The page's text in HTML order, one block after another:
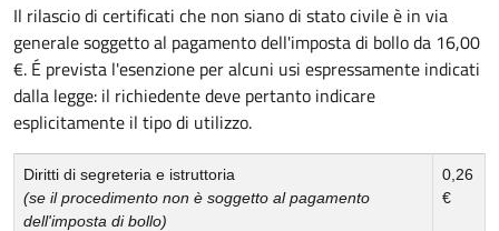
Il rilascio di certificati che non siano di stato civile è in via
generale soggetto al pagamento dell'imposta di bollo da 16,00
€. É prevista l'esenzione per alcuni usi espressamente indicati
dalla legge: il richiedente deve pertanto indicare
esplicitamente il tipo di utilizzo.
Diritti di segreteria e istruttoria
(se il procedimento non è soggetto al pagamento
dell'imposta di bollo)
0,26
€